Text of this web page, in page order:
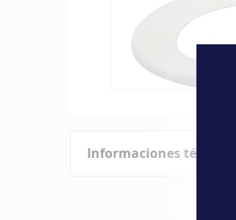
de
Informaciones técnicas